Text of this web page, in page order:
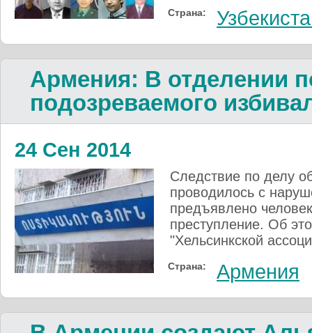
Страна:
Армения: В отделении
подозреваемого
24 Сен 2014
Следствие по делу
проводилось с
предъявлено
преступление. Об
"Хельсинкской
Страна: Армения